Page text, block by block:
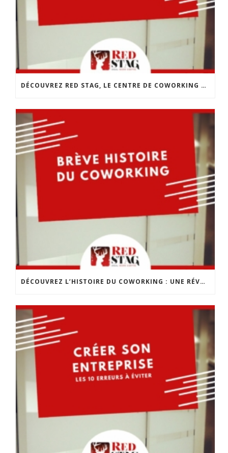
DÉCOUVREZ RED STAG, LE CENTRE DE COWORKING DE CHOLET
DÉCOUVREZ L’HISTOIRE DU COWORKING : UNE RÉVOLUTION DANS LE MONDE DU TRAVAIL